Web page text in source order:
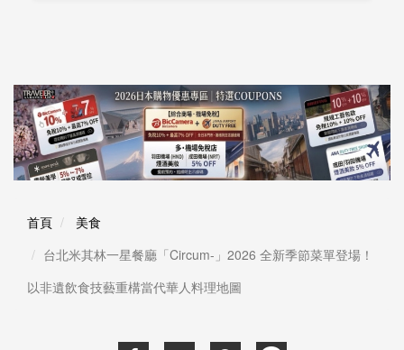
首頁
美食
台北米其林一星餐廳「Circum-」2026 全新季節菜單登場！
以非遺飲食技藝重構當代華人料理地圖